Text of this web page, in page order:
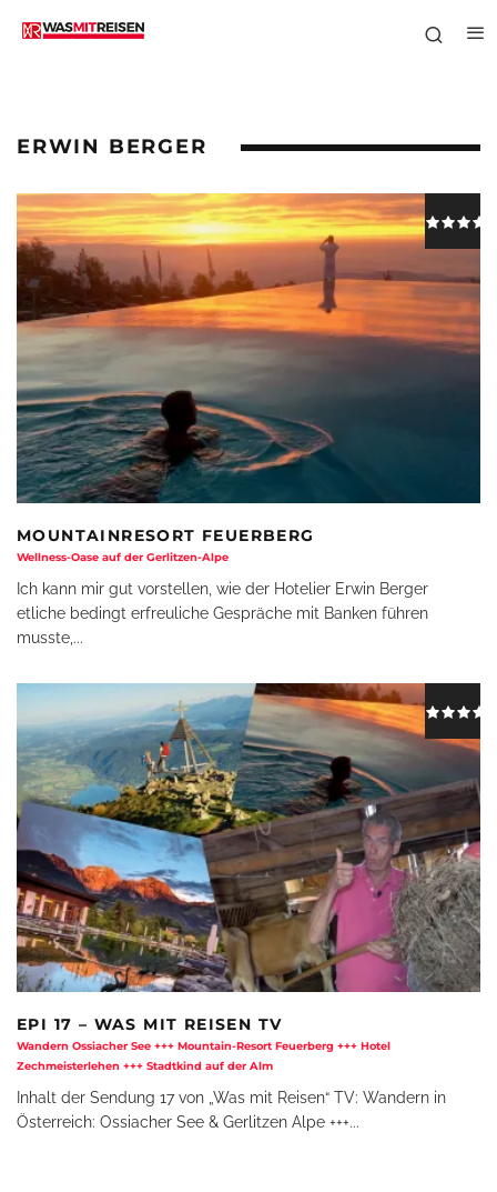
ERWIN BERGER
MOUNTAINRESORT FEUERBERG
Wellness-Oase auf der Gerlitzen-Alpe
Ich kann mir gut vorstellen, wie der Hotelier Erwin Berger
etliche bedingt erfreuliche Gespräche mit Banken führen
musste, ...
EPI 17 – WAS MIT REISEN TV
Wandern Ossiacher See +++ Mountain-Resort Feuerberg +++ Hotel
Zechmeisterlehen +++ Stadtkind auf der Alm
Inhalt der Sendung 17 von „Was mit Reisen“ TV: Wandern in
Österreich: Ossiacher See & Gerlitzen Alpe +++...